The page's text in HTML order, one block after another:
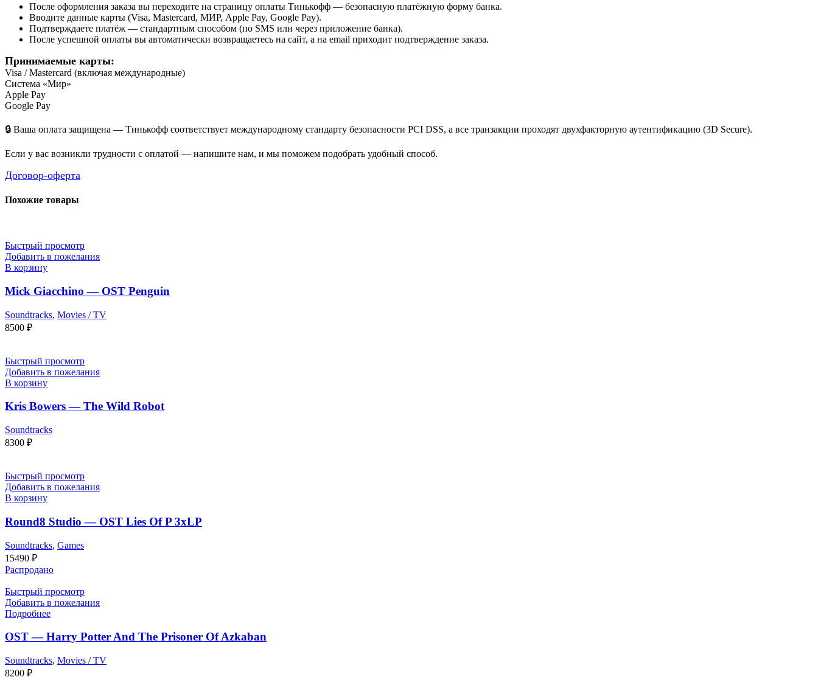
После оформления заказа вы переходите на страницу оплаты Тинькофф — безопасную платёжную форму банка.
Вводите данные карты (Visa, Mastercard, МИР, Apple Pay, Google Pay).
Подтверждаете платёж — стандартным способом (по SMS или через приложение банка).
После успешной оплаты вы автоматически возвращаетесь на сайт, а на email приходит подтверждение заказа.
Принимаемые карты:
Visa / Mastercard (включая международные)
Система «Мир»
Apple Pay
Google Pay
🔒 Ваша оплата защищена — Тинькофф соответствует международному стандарту безопасности PCI DSS, а все транзакции проходят двухфакторную аутентификацию (3D Secure).
Если у вас возникли трудности с оплатой — напишите нам, и мы поможем подобрать удобный способ.
Договор-оферта
Похожие товары
Быстрый просмотр
Добавить в пожелания
В корзину
Mick Giacchino — OST Penguin
Soundtracks, Movies / TV
8500 ₽
Быстрый просмотр
Добавить в пожелания
В корзину
Kris Bowers — The Wild Robot
Soundtracks
8300 ₽
Быстрый просмотр
Добавить в пожелания
В корзину
Round8 Studio — OST Lies Of P 3xLP
Soundtracks, Games
15490 ₽
Распродано
Быстрый просмотр
Добавить в пожелания
Подробнее
OST — Harry Potter And The Prisoner Of Azkaban
Soundtracks, Movies / TV
8200 ₽